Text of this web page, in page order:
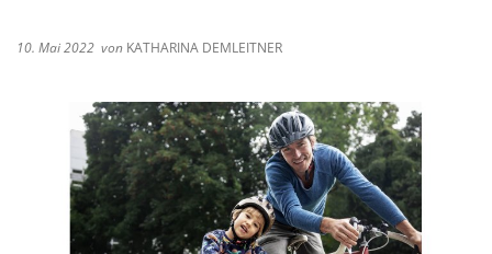
10. Mai 2022 von KATHARINA DEMLEITNER